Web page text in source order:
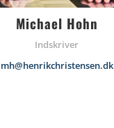
Michael Hohn
Indskriver
mh@henrikchristensen.dk